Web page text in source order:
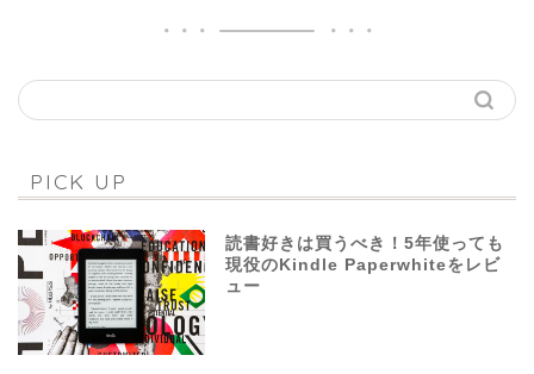
PICK UP
読書好きは買うべき！5年使っても
現役のKindle Paperwhiteをレビ
ュー